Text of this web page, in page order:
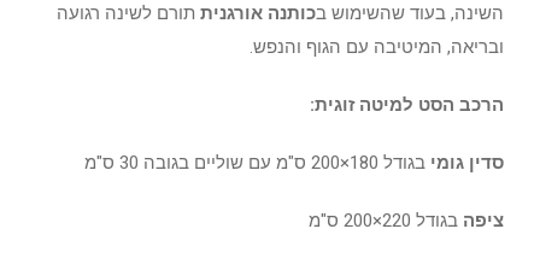
השינה, בעוד שהשימוש בכותנה אורגנית תורם לשינה רגועה
ובריאה, המיטיבה עם הגוף והנפש.
הרכב הסט למיטה זוגית:
סדין גומי בגודל 180×200 ס"מ עם שוליים בגובה 30 ס"מ
ציפה בגודל 220×200 ס"מ